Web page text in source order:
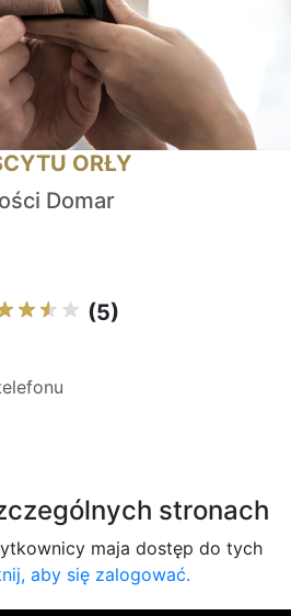
ORŁY
Domar
(5)
stronach
maja dostęp do tych
aby się zalogować.